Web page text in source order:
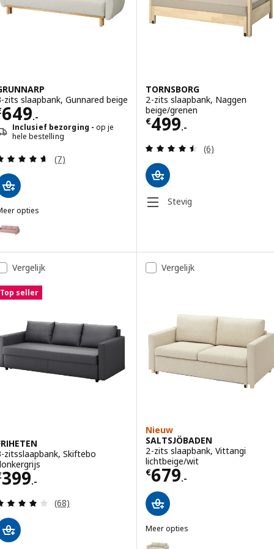
zits slaapbank, Gunnared beige
649.-
€ 649.-
Inclusief bezorging
op je
hele bestelling
Beoordeling: 4.6 van 5 sterren. Totaal
(7)
opties
GRUNNARP, 3-zits slaapbank, Gunnared oudroze
GRUNNARP, 3-zits slaapbank, Gunnared middengrijs
TORNSBORG
2-zits slaapbank, Naggen
beige/grenen
€499.-
Prijs € 499.-
Beoordeling:
(6)
Stevig
Vergelijk
Top seller
zitsslaapbank, Skiftebo
399.-
€ 399.-
Beoordeling: 4.1 van 5 sterren. Totaal
(68)
Vergelijk
Nieuw
SALTSJÖBADEN
2-zits slaapbank, Vittangi
lichtbeige/wit
€679.-
Prijs € 679.-
Meer opties
Optie: SALTSJÖBADEN, 2-zits